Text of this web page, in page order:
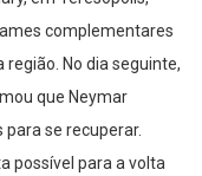
complementares
No dia seguinte,
que Neymar
se recuperar.
possível para a volta